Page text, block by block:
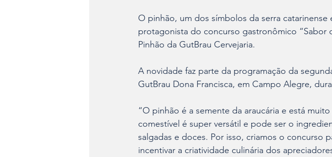
O pinhão, um dos símbolos da serra
protagonista do concurso gastronômico “Sabor
Pinhão da GutBrau Cervejaria.
A novidade faz parte da programação da
GutBrau Dona Francisca, em Campo Alegre,
“O pinhão é a semente da araucária e está
comestível é super versátil e pode ser o
salgadas e doces. Por isso, criamos o concurso
incentivar a criatividade culinária dos